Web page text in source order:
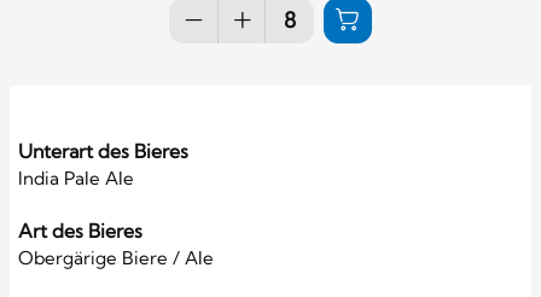
Unterart des Bieres
India Pale Ale
Art des Bieres
Obergärige Biere / Ale